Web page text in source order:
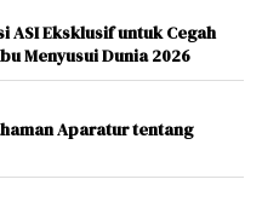
ASI Eksklusif untuk Cegah
Menyusui Dunia 2026
Aparatur tentang